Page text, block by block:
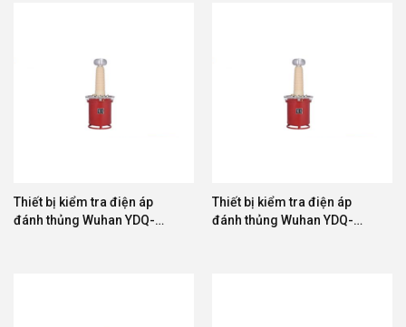
Thiết bị kiểm tra điện áp
đánh thủng Wuhan YDQ-
Thiết bị kiểm tra điện áp
đánh thủng Wuhan YDQ-